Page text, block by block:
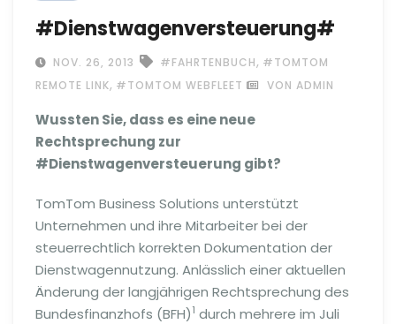
#Dienstwagenversteuerung#
NOV. 26, 2013 #FAHRTENBUCH, #TOMTOM
REMOTE LINK, #TOMTOM WEBFLEET VON ADMIN
Wussten Sie, dass es eine neue
Rechtsprechung zur
#Dienstwagenversteuerung gibt?
TomTom Business Solutions unterstützt
Unternehmen und ihre Mitarbeiter bei der
steuerrechtlich korrekten Dokumentation der
Dienstwagennutzung. Anlässlich einer aktuellen
Änderung der langjährigen Rechtsprechung des
Bundesfinanzhofs (BFH)1 durch mehrere im Juli